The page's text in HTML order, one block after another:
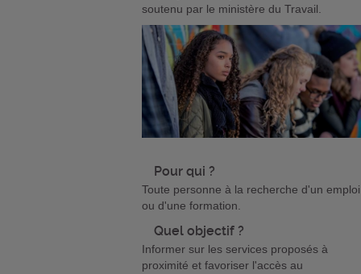
soutenu par le ministère du Travail.
Pour qui ?
Toute personne à la recherche d'un emploi
ou d'une formation.
Quel objectif ?
Informer sur les services proposés à
proximité et favoriser l'accès au